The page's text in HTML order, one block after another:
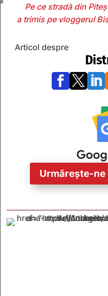
Pe ce stradă din
a trimis pe vloggerul
Articol despre
  
Urmărește-ne